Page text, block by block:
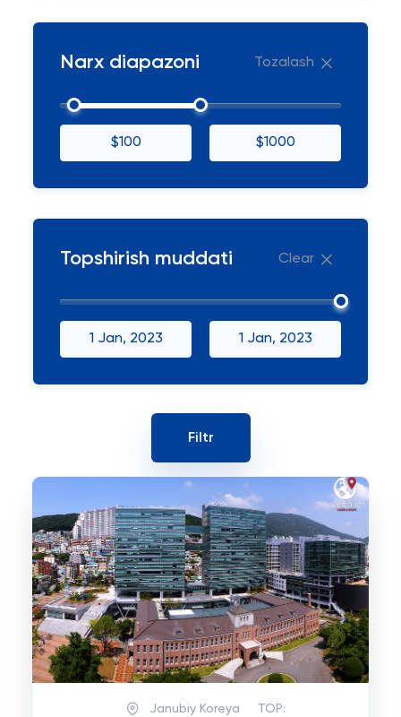
Narx diapazoni Tozalash
$100 $1000
Topshirish muddati Clear
1 Jan, 2023 1 Jan, 2023
Janubiy Koreya TOP: